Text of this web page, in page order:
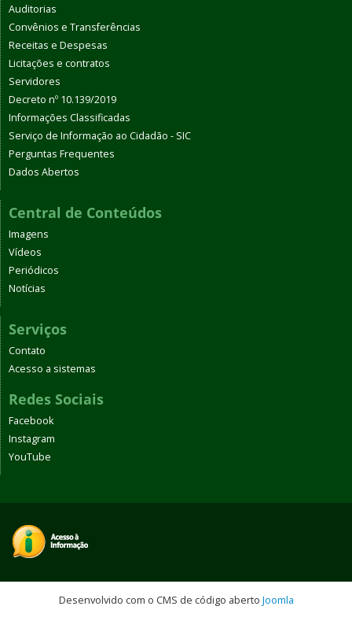
Auditorias
Convênios e Transferências
Receitas e Despesas
Licitações e contratos
Servidores
Decreto nº 10.139/2019
Informações Classificadas
Serviço de Informação ao Cidadão - SIC
Perguntas Frequentes
Dados Abertos
Central de Conteúdos
Imagens
Vídeos
Periódicos
Notícias
Serviços
Contato
Acesso a sistemas
Redes Sociais
Facebook
Instagram
YouTube
Desenvolvido com o CMS de código aberto Joomla